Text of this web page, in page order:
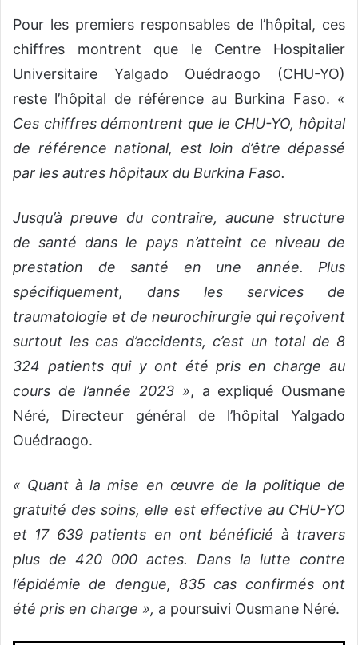
Pour les premiers responsables de l’hôpital, ces
chiffres montrent que le Centre Hospitalier
Universitaire Yalgado Ouédraogo (CHU-YO)
reste l’hôpital de référence au Burkina Faso. «
Ces chiffres démontrent que le CHU-YO, hôpital
de référence national, est loin d’être dépassé
par les autres hôpitaux du Burkina Faso.
Jusqu’à preuve du contraire, aucune structure
de santé dans le pays n’atteint ce niveau de
prestation de santé en une année. Plus
spécifiquement, dans les services de
traumatologie et de neurochirurgie qui reçoivent
surtout les cas d’accidents, c’est un total de 8
324 patients qui y ont été pris en charge au
cours de l’année 2023 », a expliqué Ousmane
Néré, Directeur général de l’hôpital Yalgado
Ouédraogo.
« Quant à la mise en œuvre de la politique de
gratuité des soins, elle est effective au CHU-YO
et 17 639 patients en ont bénéficié à travers
plus de 420 000 actes. Dans la lutte contre
l’épidémie de dengue, 835 cas confirmés ont
été pris en charge », a poursuivi Ousmane Néré.